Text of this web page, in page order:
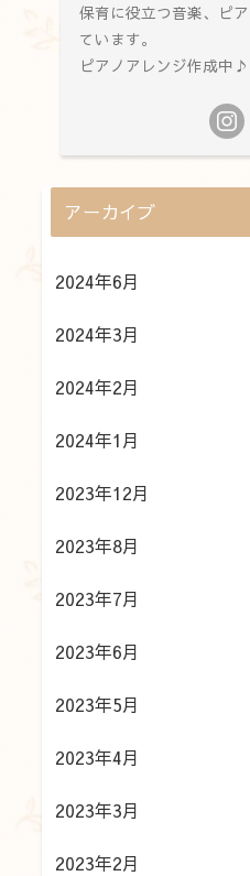
保育に役立つ音楽、ピ
ています。
ピアノアレンジ作成中♪
アーカイブ
2024年6月
2024年3月
2024年2月
2024年1月
2023年12月
2023年8月
2023年7月
2023年6月
2023年5月
2023年4月
2023年3月
2023年2月